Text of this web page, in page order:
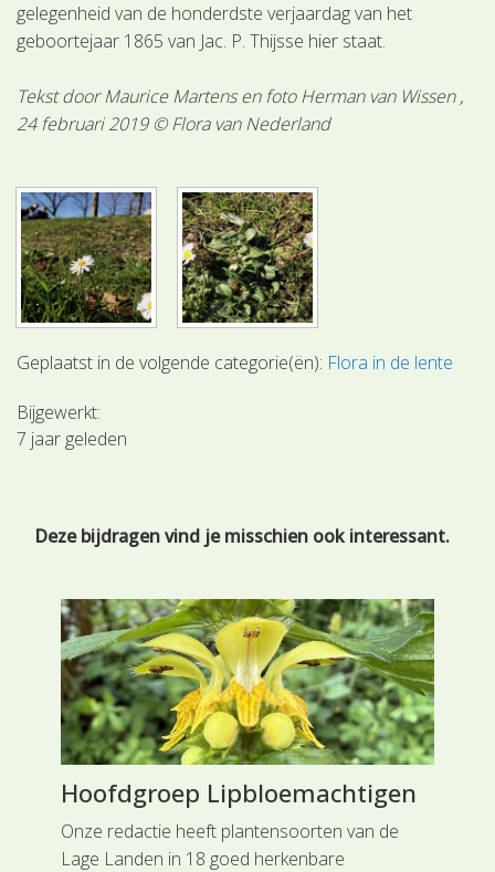
gelegenheid van de honderdste verjaardag van het
geboortejaar 1865 van Jac. P. Thijsse hier staat.
Tekst door Maurice Martens en foto Herman van Wissen ,
24 februari 2019 © Flora van Nederland
Geplaatst in de volgende categorie(ën): Flora in de lente
Bijgewerkt:
7 jaar geleden
Deze bijdragen vind je misschien ook interessant.
Hoofdgroep Lipbloemachtigen
Onze redactie heeft plantensoorten van de
Lage Landen in 18 goed herkenbare